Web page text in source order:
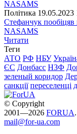
Полiтика 19.05.2023
Стефанчук пообіцяв
NASAMS
Читати
Теги
АТО РФ НБУ
ЄС Донбасс НЗФ
зеленый коридор
санкції переселенці
© Copyright
2001—2026 FORUA
mail@for-ua.com